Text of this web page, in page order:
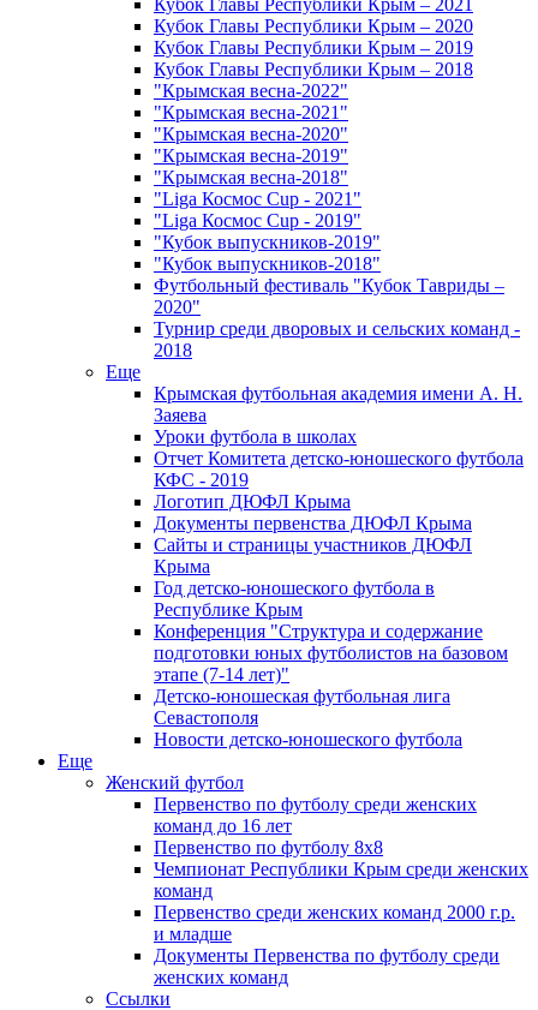
Кубок Главы Республики Крым – 2021
Кубок Главы Республики Крым – 2020
Кубок Главы Республики Крым – 2019
Кубок Главы Республики Крым – 2018
"Крымская весна-2022"
"Крымская весна-2021"
"Крымская весна-2020"
"Крымская весна-2019"
"Крымская весна-2018"
"Liga Космос Cup - 2021"
"Liga Космос Cup - 2019"
"Кубок выпускников-2019"
"Кубок выпускников-2018"
Футбольный фестиваль "Кубок Тавриды –
2020"
Турнир среди дворовых и сельских команд -
2018
Еще
Крымская футбольная академия имени А. Н.
Заяева
Уроки футбола в школах
Отчет Комитета детско-юношеского футбола
КФС - 2019
Логотип ДЮФЛ Крыма
Документы первенства ДЮФЛ Крыма
Сайты и страницы участников ДЮФЛ
Крыма
Год детско-юношеского футбола в
Республике Крым
Конференция "Структура и содержание
подготовки юных футболистов на базовом
этапе (7-14 лет)"
Детско-юношеская футбольная лига
Севастополя
Новости детско-юношеского футбола
Еще
Женский футбол
Первенство по футболу среди женских
команд до 16 лет
Первенство по футболу 8х8
Чемпионат Республики Крым среди женских
команд
Первенство среди женских команд 2000 г.р.
и младше
Документы Первенства по футболу среди
женских команд
Ссылки